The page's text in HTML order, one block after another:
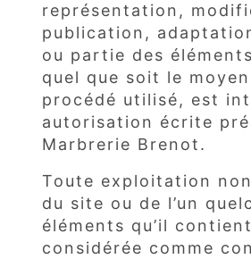
représentation,
publication,
ou partie des
quel que soit le
procédé utilisé, est
autorisation écrite
Marbrerie Brenot.
Toute exploitation
du site ou de l’un
éléments qu’il
considérée comme